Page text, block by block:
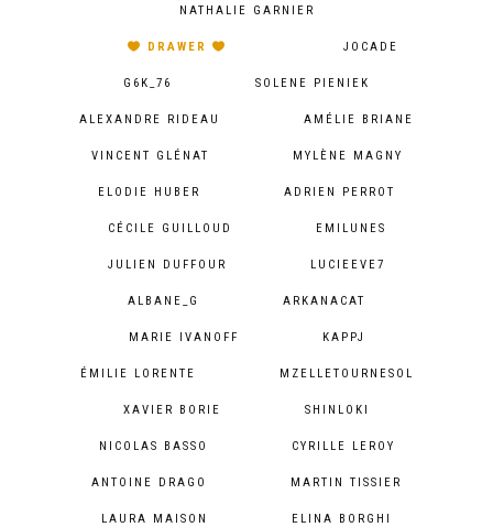
NATHALIE GARNIER
DRAWER JOCADE
G6K_76 SOLENE PIENIEK
ALEXANDRE RIDEAU AMÉLIE BRIANE
VINCENT GLÉNAT MYLÈNE MAGNY
ELODIE HUBER ADRIEN PERROT
CÉCILE GUILLOUD EMILUNES
JULIEN DUFFOUR LUCIEEVE7
ALBANE_G ARKANACAT
MARIE IVANOFF KAPPJ
ÉMILIE LORENTE MZELLETOURNESOL
XAVIER BORIE SHINLOKI
NICOLAS BASSO CYRILLE LEROY
ANTOINE DRAGO MARTIN TISSIER
LAURA MAISON ELINA BORGHI